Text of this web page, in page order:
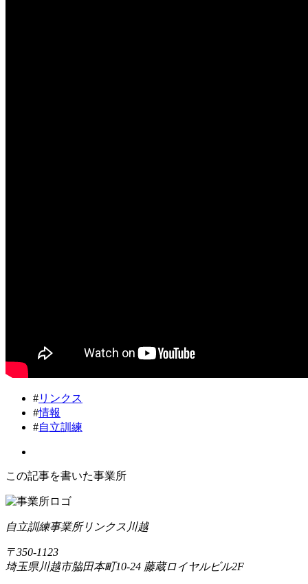
#リンクス
#情報
#自立訓練
この記事を書いた事業所
自立訓練事業所リンクス川越
〒350-1123
埼玉県川越市脇田本町10-24 藤蔵ロイヤルビル2F